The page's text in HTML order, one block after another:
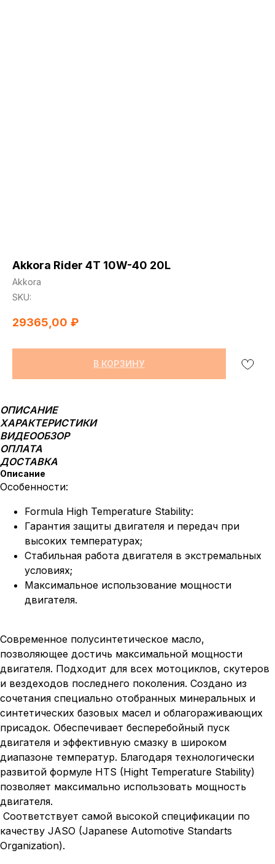
Akkora Rider 4T 10W-40 20L
Akkora
SKU:
29365,00 ₽
В КОРЗИНУ
ОПИСАНИЕ
ХАРАКТЕРИСТИКИ
ВИДЕООБЗОР
ОПЛАТА
ДОСТАВКА
Описание
Особенности:
Formula High Temperature Stability:
Гарантия защиты двигателя и передач при
высоких температурах;
Стабильная работа двигателя в экстремальных
условиях;
Максимальное использование мощности
двигателя.
Современное полусинтетическое масло,
позволяющее достичь максимальной мощности
двигателя. Подходит для всех мотоциклов, скутеров
и вездеходов последнего поколения. Создано из
сочетания специально отобранных минеральных и
синтетических базовых масел и облагораживающих
присадок. Обеспечивает бесперебойный пуск
двигателя и эффективную смазку в широком
диапазоне температур. Благодаря технологически
развитой формуле HTS (Hight Temperature Stability)
позволяет максимально использовать мощность
двигателя.
Соответствует самой высокой спецификации по
качеству JASO (Japanese Automotive Standarts
Organization).